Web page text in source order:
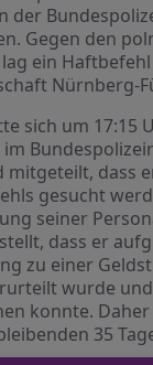
der
Gegen den
ein
Nürnberg-
sich um 17:15
mitgeteilt, dass
gesucht
seiner
dass er
zu einer
wurde
konnte.
35